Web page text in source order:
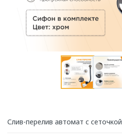
Слив-перелив автомат с сеточкой